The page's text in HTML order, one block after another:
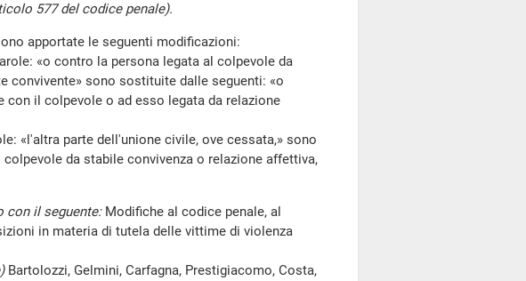
577 del codice penale).
apportate le seguenti modificazioni:
«o contro la persona legata al colpevole da
convivente» sono sostituite dalle seguenti: «o
il colpevole o ad esso legata da relazione
«l'altra parte dell'unione civile, ove cessata,» sono
da stabile convivenza o relazione affettiva,
con il seguente:Modifiche al codice penale, al
in materia di tutela delle vittime di violenza
Bartolozzi, Gelmini, Carfagna, Prestigiacomo, Costa,